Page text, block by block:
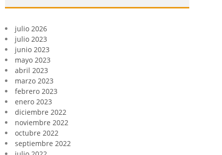
julio 2026
julio 2023
junio 2023
mayo 2023
abril 2023
marzo 2023
febrero 2023
enero 2023
diciembre 2022
noviembre 2022
octubre 2022
septiembre 2022